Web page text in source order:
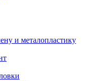
и металопластику